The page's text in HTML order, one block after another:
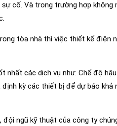
cố. Và trong trường hợp không
tòa nhà thì việc thiết kế điện
nhất các dịch vụ như: Chế độ
kỳ các thiết bị để dự báo khả
đội ngũ kỹ thuật của công ty